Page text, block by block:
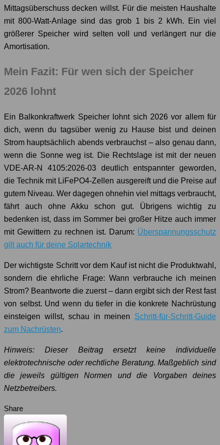
Mittagsüberschuss decken willst. Für die meisten Haushalte
mit 800-Watt-Anlage sind das grob 1 bis 2 kWh. Ein viel
größerer Speicher wird selten voll und verlängert nur die
Amortisation.
Mein Fazit: Für wen sich der Speicher
2026 lohnt
Ein Balkonkraftwerk Speicher lohnt sich 2026 vor allem für
dich, wenn du tagsüber wenig zu Hause bist und deinen
Strom hauptsächlich abends verbrauchst – also genau dann,
wenn die Sonne weg ist. Die Rechtslage ist mit der neuen
VDE-AR-N 4105:2026-03 deutlich entspannter geworden,
die Technik mit LiFePO4-Zellen ausgereift und die Preise auf
gutem Niveau. Wer dagegen ohnehin viel mittags verbraucht,
fährt auch ohne Akku schon gut. Übrigens wichtig zu
bedenken ist, dass im Sommer bei großer Hitze auch immer
mit Gewittern zu rechnen ist. Darum: Überspannungsschutz
gilt auch für deine Solartechnik
Der wichtigste Schritt vor dem Kauf ist nicht die Produktwahl,
sondern die ehrliche Frage: Wann verbrauche ich meinen
Strom? Beantworte die zuerst – dann ergibt sich der Rest fast
von selbst. Und wenn du tiefer in die konkrete Nachrüstung
einsteigen willst, schau in meinen Schritt-für-Schritt-Guide
zum Nachrüsten.
Hinweis: Dieser Beitrag ersetzt keine individuelle
elektrotechnische oder rechtliche Beratung. Maßgeblich sind
die jeweils gültigen Normen und die Vorgaben deines
Netzbetreibers.
Share